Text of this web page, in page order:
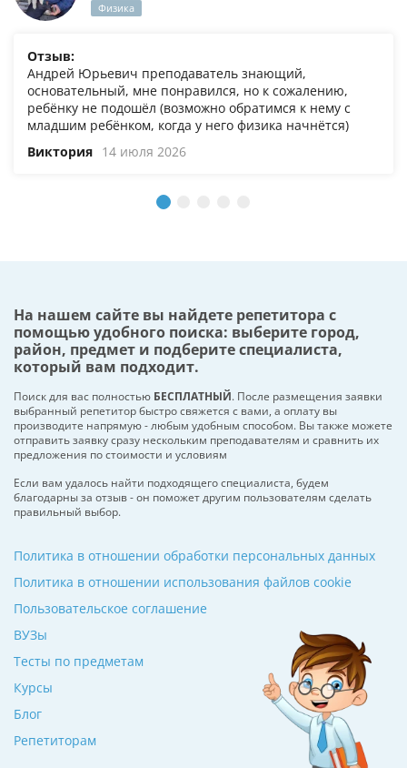
Физика
Отзыв:
Андрей Юрьевич преподаватель знающий,
основательный, мне понравился, но к сожалению,
ребёнку не подошёл (возможно обратимся к нему с
младшим ребёнком, когда у него физика начнётся)
Виктория 14 июля 2026
На нашем сайте вы найдете репетитора с
помощью удобного поиска: выберите город,
район, предмет и подберите специалиста,
который вам подходит.
Поиск для вас полностью БЕСПЛАТНЫЙ. После размещения заявки
выбранный репетитор быстро свяжется с вами, а оплату вы
производите напрямую - любым удобным способом. Вы также можете
отправить заявку сразу нескольким преподавателям и сравнить их
предложения по стоимости и условиям
Если вам удалось найти подходящего специалиста, будем
благодарны за отзыв - он поможет другим пользователям сделать
правильный выбор.
ВУЗы
Тесты по предметам
Курсы
Блог
Репетиторам
Политика в отношении обработки персональных данных
Политика в отношении использования файлов cookie
Пользовательское соглашение